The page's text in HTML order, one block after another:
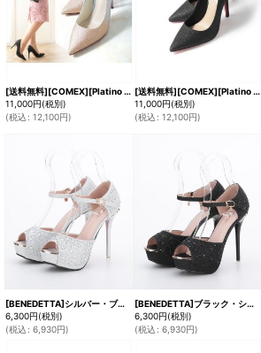
[送料無料][COMEX][Platino deux]プラチナドゥ・ゴールド・ブラック・ラメ・ポインテッドトゥ・グリッター・10.5cmヒール・シンプル・パンプス[即日発送]
11,000円(税別)
(税込: 12,100円)
[送料無料][COMEX][Platino deux]プラチナドゥ・ブラック・ゴールド・ラメ・ポインテッドトゥ・グリッター・10.5cmヒール・シンプル・パンプス[即日発送]
11,000円(税別)
(税込: 12,100円)
[BENEDETTA]シルバー・ブラック・オープントゥ・アンクルストラップ・ビジュー・ラメ・12.5cm・ハイヒール・パンプス[即日発送]
6,300円(税別)
(税込 : 6,930円)
[BENEDETTA]ブラック・シルバー・オープントゥ・アンクルストラップ・ビジュー・ラメ・12.5cm・ハイヒール・パンプス[即日発送]
6,300円(税別)
(税込 : 6,930円)